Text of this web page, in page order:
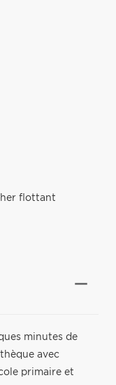
flottant
minutes de
avec
primaire et